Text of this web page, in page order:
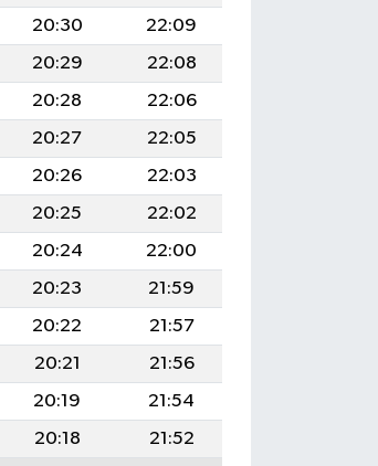
20:30
22:09
20:29
22:08
20:28
22:06
20:27
22:05
20:26
22:03
20:25
22:02
20:24
22:00
20:23
21:59
20:22
21:57
20:21
21:56
20:19
21:54
20:18
21:52